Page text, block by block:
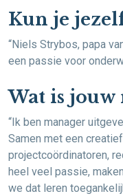
Kun je
“Niels Strybos, papa
een passie voor
Wat is jouw
“Ik ben manager
Samen met een
projectcoördinatoren,
heel veel passie,
we dat leren